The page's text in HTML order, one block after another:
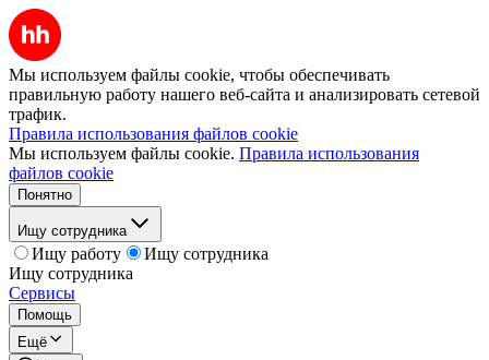
Мы используем файлы cookie, чтобы обеспечивать
правильную работу нашего веб-сайта и анализировать сетевой
трафик.
Правила использования файлов cookie
Мы используем файлы cookie. Правила использования
файлов cookie
Понятно
Ищу сотрудника
Ищу работу
Ищу сотрудника
Ищу сотрудника
Сервисы
Помощь
Ещё